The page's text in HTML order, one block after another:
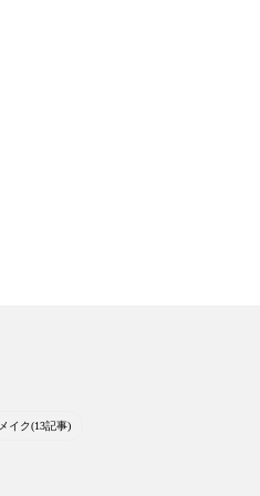
メイク(13記事)